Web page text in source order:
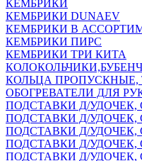
КЕМБРИКИ
КЕМБРИКИ DUNAEV
КЕМБРИКИ В
КЕМБРИКИ ПИРС
КЕМБРИКИ ТРИ КИТА
КОЛЬЦА
ОБОГРЕВАТЕЛИ ДЛЯ
ПОДСТАВКИ Д/
ПОДСТАВКИ Д/УДОЧЕК,
ПОДСТАВКИ Д/УДОЧЕК,
ПОДСТАВКИ Д/
ПОДСТАВКИ Д/